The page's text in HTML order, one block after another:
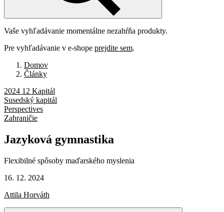
Vaše vyhľadávanie momentálne nezahŕňa produkty.
Pre vyhľadávanie v e-shope prejdite sem.
Domov
Články
2024 12 Kapitál
Susedský kapitál
Perspectives
Zahraničie
Jazyková gymnastika
Flexibilné spôsoby maďarského myslenia
16. 12. 2024
Attila Horváth